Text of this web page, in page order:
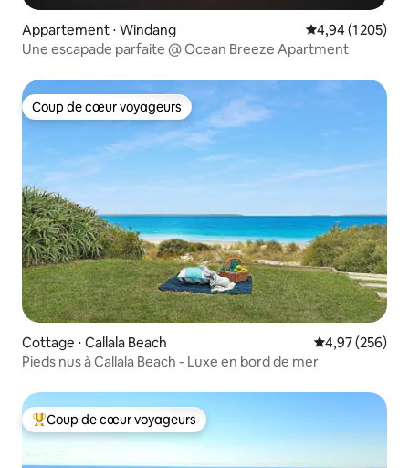
Appartement ⋅ Windang Évaluation
4,94 (1 205)
Une escapade parfaite @ Ocean Breeze Apartment
Coup de cœur voyageurs
Coup de cœur voyageurs
Cottage ⋅ Callala Beach Évaluation
4,97 (256)
Pieds nus à Callala Beach - Luxe en bord de mer
Coups de cœur voyageurs les plus appréciés
Coup de cœur voyageurs